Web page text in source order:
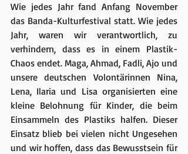
Wie jedes Jahr fand Anfang November
das Banda-Kulturfestival statt. Wie jedes
Jahr, waren wir verantwortlich, zu
verhindern, dass es in einem Plastik-
Chaos endet. Maga, Ahmad, Fadli, Ajo und
unsere deutschen Volontärinnen Nina,
Lena, Ilaria und Lisa organisierten eine
kleine Belohnung für Kinder, die beim
Einsammeln des Plastiks halfen. Dieser
Einsatz blieb bei vielen nicht Ungesehen
und wir hoffen, dass das Bewusstsein für